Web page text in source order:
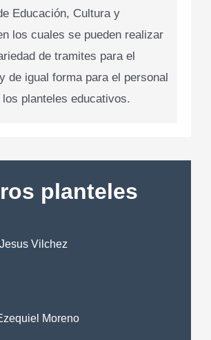
Educación, Cultura y
los cuales se pueden realizar
de tramites para el
de igual forma para el personal
planteles educativos.
planteles
Vilchez
Moreno